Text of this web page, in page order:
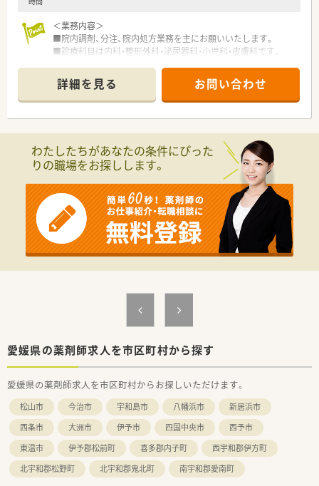
＜業務内容＞
■院内調剤、分注、院内処方業務を主にお願いいたします。
■診療科目は内科・整形外科・泌尿器科・小児科・皮膚科です。
＜研修制度＞
■ご入職後は実務を通じて一連の業務を習得いただきます。
■自然豊かで静かな環境。働きやすい職場です。
■創立60年以上の歴史ある法人です。
病院、診療所の運営など医療の提供だけでなく、障害医療福祉
や知的障害福祉、身体障害福祉、
高齢者福祉、児童福祉、福祉領域に関する相談支援や教育・研
修・研究など、
人間尊重の精神を基本に総合医療福祉施設を目指して創立さ
れました。
＜こんな方にもオススメ＞
■土日休みをご希望の方
■夜勤なし・残業なしでプライベートとも両立させたい方
詳細を見る お問い合わせ
わたしたちがあなたの条件にぴった
りの職場をお探しします。
愛媛県の薬剤師求人を市区町村から探す
愛媛県の薬剤師求人を市区町村からお探しいただけます。
松山市 今治市 宇和島市 八幡浜市
新居浜市
西条市
大洲市 伊予市 四国中央市
西予市
東温市
伊予郡松前町 喜多郡内子町
西宇和郡伊方町
北宇和郡松野町
北宇和郡鬼北町 南宇和郡愛南町